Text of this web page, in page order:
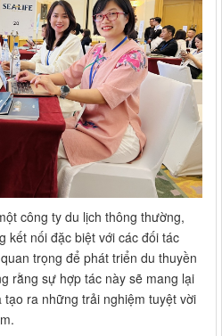
công ty du lịch thông thường,
kết nối đặc biệt với các đối tác
trọng để phát triển du thuyền
rằng sự hợp tác này sẽ mang lại
tạo ra những trải nghiệm tuyệt vời